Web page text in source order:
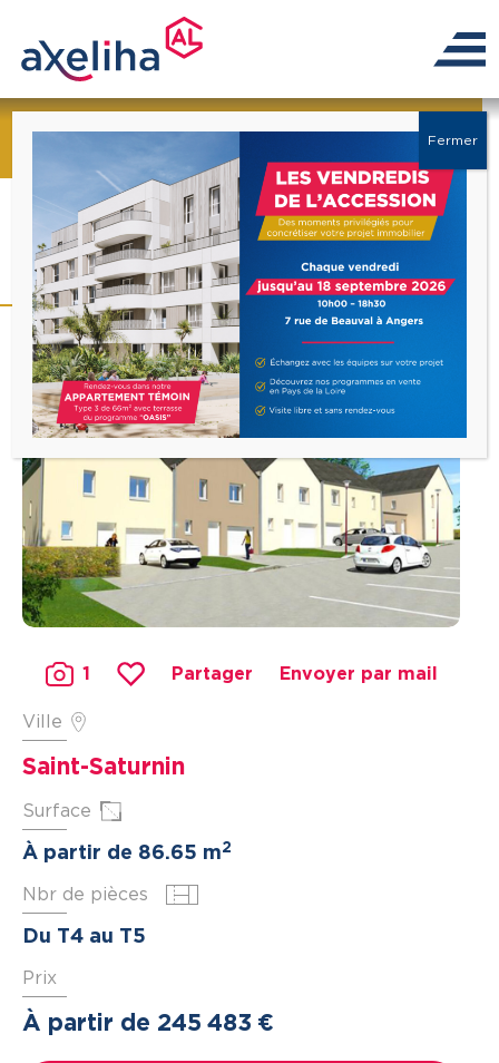
← Retour à la liste
Programme « Hameau
Paul Gauguin »
TVA 5,5%
1 Partager Envoyer par mail
Ville
Saint-Saturnin
Surface
À partir de 86.65 m2
Nbr de pièces
Du T4 au T5
Prix
À partir de 245 483 €
Fermer